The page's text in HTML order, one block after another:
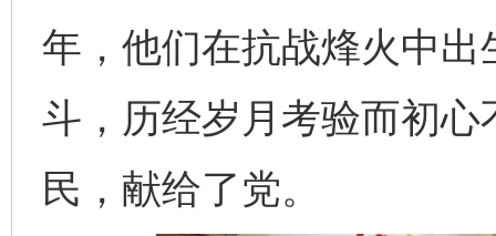
年，他们在抗战烽火中
斗，历经岁月考验而初
民，献给了党。